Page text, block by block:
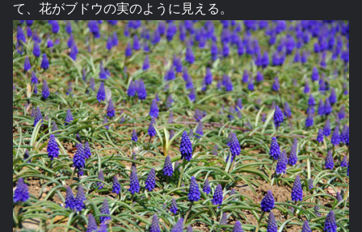
て、花がブドウの実のように見える。